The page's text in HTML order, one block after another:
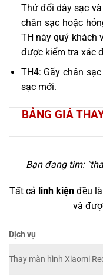
Thử đổi dây sạc
chân sạc hoặc
TH này quý khách
được kiểm tra xác
TH4: Gãy chân
sạc mới.
BẢNG GIÁ
Bạn đang tìm: "
Tất cả linh kiện đều
và
Dịch vụ
Thay màn hình Xiaomi